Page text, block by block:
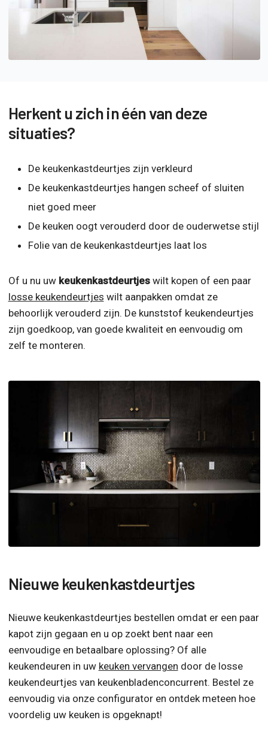
Herkent u zich in één van deze
situaties?
De keukenkastdeurtjes zijn verkleurd
De keukenkastdeurtjes hangen scheef of sluiten
niet goed meer
De keuken oogt verouderd door de ouderwetse stijl
Folie van de keukenkastdeurtjes laat los
Of u nu uw keukenkastdeurtjeswilt kopen of een paar
losse keukendeurtjes wilt aanpakken omdat ze
behoorlijk verouderd zijn. De kunststof keukendeurtjes
zijn goedkoop, van goede kwaliteit en eenvoudig om
zelf te monteren.
Nieuwe keukenkastdeurtjes
Nieuwe keukenkastdeurtjes bestellen omdat er een paar
kapot zijn gegaan en u op zoekt bent naar een
eenvoudige en betaalbare oplossing? Of alle
keukendeuren in uw keuken vervangen door de losse
keukendeurtjes van keukenbladenconcurrent. Bestel ze
eenvoudig via onze configurator en ontdek meteen hoe
voordelig uw keuken is opgeknapt!